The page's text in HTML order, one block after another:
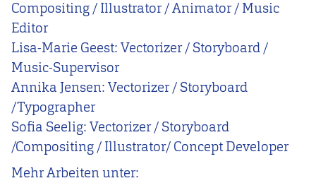
Compositing / Illustrator / Animator / Music
Editor
Lisa-Marie Geest: Vectorizer / Storyboard /
Music-Supervisor
Annika Jensen: Vectorizer / Storyboard
/Typographer
Sofia Seelig: Vectorizer / Storyboard
/Compositing / Illustrator/ Concept Developer
Mehr Arbeiten unter: